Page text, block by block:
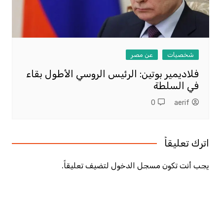
شخصيات عن مصر
فلاديمير بوتين: الرئيس الروسي الأطول بقاء
في السلطة
aerif
0
اترك تعليقاً
يجب أنت تكون مسجل الدخوللتضيف تعليقاً.